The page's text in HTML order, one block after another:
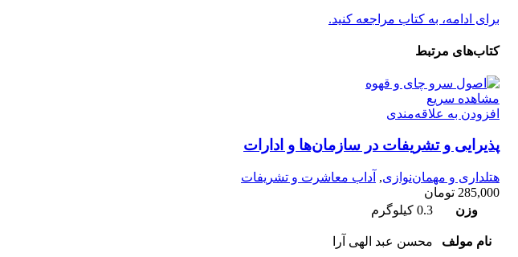
برای ادامه، به کتاب مراجعه کنید.
کتاب‌های مرتبط
مشاهده سریع
افزودن به علاقه‌مندی
پذیرایی و تشریفات در سازمان‌ها و ادارات
هتلداری و مهمان‌نوازی, آداب معاشرت و تشریفات
285,000 تومان
وزن
0.3 کیلوگرم
نام مولف محسن عبد الهی آرا